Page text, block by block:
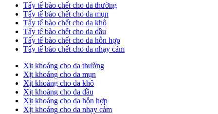
Tẩy tế bào chết cho da thường
Tẩy tế bào chết cho da mụn
Tẩy tế bào chết cho da khô
Tẩy tế bào chết cho da dầu
Tẩy tế bào chết cho da hỗn hợp
Tẩy tế bào chết cho da nhạy cảm
Xịt khoáng cho da thường
Xịt khoáng cho da mụn
Xịt khoáng cho da khô
Xịt khoáng cho da dầu
Xịt khoáng cho da hỗn hợp
Xịt khoáng cho da nhạy cảm